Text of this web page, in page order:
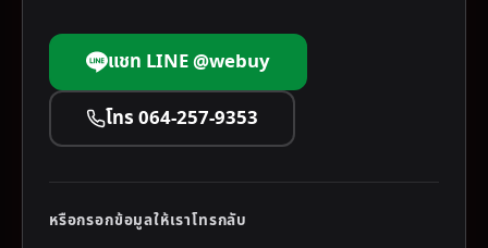
แชท LINE @webuy
โทร 064-257-9353
หรือกรอกข้อมูลให้เราโทรกลับ